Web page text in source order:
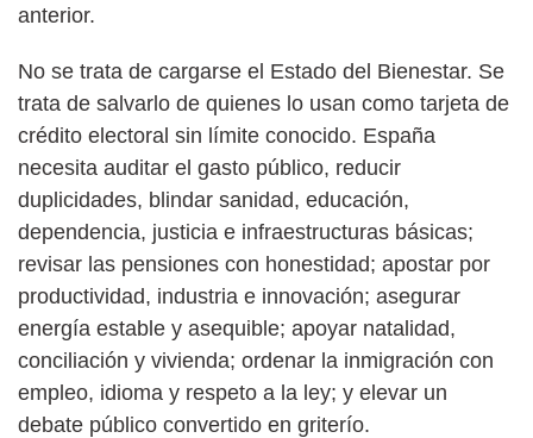
anterior.
No se trata de cargarse el Estado del Bienestar. Se
trata de salvarlo de quienes lo usan como tarjeta de
crédito electoral sin límite conocido. España
necesita auditar el gasto público, reducir
duplicidades, blindar sanidad, educación,
dependencia, justicia e infraestructuras básicas;
revisar las pensiones con honestidad; apostar por
productividad, industria e innovación; asegurar
energía estable y asequible; apoyar natalidad,
conciliación y vivienda; ordenar la inmigración con
empleo, idioma y respeto a la ley; y elevar un
debate público convertido en griterío.